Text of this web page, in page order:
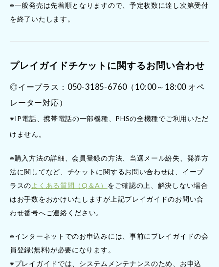
※一般発売は先着順となりますので、予定枚数に達し次第受付
を終了いたします。
プレイガイドチケットに関するお問い合わせ
◎イープラス：050-3185-6760（10:00～18:00 オペ
レーター対応）
※IP電話、携帯電話の一部機種、PHSの全機種でご利用いただ
けません。
※購入方法の詳細、会員登録の方法、当選メール紛失、発券方
法に関してなど、チケットに関するお問い合わせは、イープ
ラスのよくある質問（Q＆A） をご確認の上、解決しない場合
はお手数をおかけいたしますが上記プレイガイドのお問い合
わせ番号へご連絡ください。
※インターネットでのお申込みには、事前にプレイガイドの会
員登録(無料)が必要になります。
※プレイガイドでは、システムメンテナンスのため、お申込